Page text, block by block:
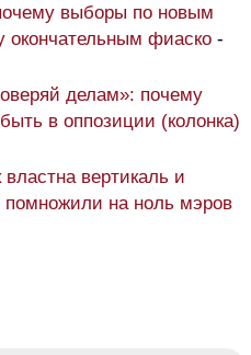
выборы по новым
окончательным фиаско -
делам»: почему
в оппозиции (колонка)
вертикаль и
на ноль мэров